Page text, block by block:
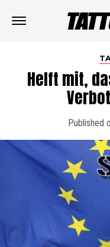
Helft mit,
Published